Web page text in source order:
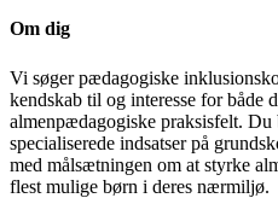
Om dig
Vi søger pædagogiske
kendskab til og interesse for både
almenpædagogiske praksisfelt.
specialiserede indsatser på
med målsætningen om at styrke
flest mulige børn i deres nærmiljø.